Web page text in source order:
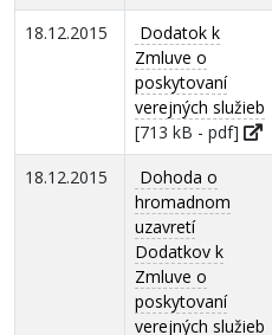
18.12.2015
Dodatok k
Zmluve o
poskytovaní
verejných služieb
[713 kB - pdf]
18.12.2015
Dohoda o
hromadnom
uzavretí
Dodatkov k
Zmluve o
poskytovaní
verejných služieb